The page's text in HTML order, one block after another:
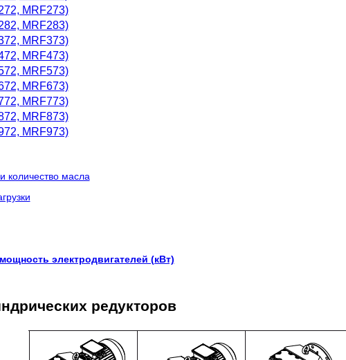
MRF273)
MRF283)
MRF373)
MRF473)
MRF573)
MRF673)
MRF773)
MRF873)
MRF973)
количество масла
электродвигателей (кВт)
редукторов